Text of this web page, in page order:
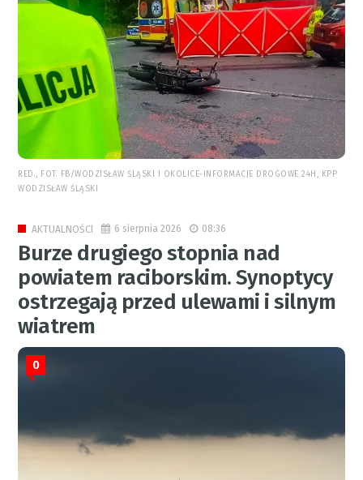
RED., FOT. FB/WODZISŁAW ŚLĄSKI I OKOLICE-INFORMACJE DROGOWE 24H, KPP
WODZISŁAW ŚLĄSKI
AKTUALNOŚCI 6 sierpnia 2026 08:36
Burze drugiego stopnia nad
powiatem raciborskim. Synoptycy
ostrzegają przed ulewami i silnym
wiatrem
0